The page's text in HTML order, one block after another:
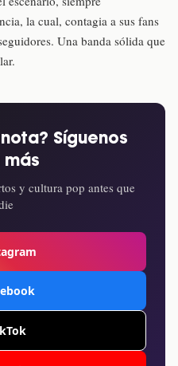
la cual, contagia a sus fans
Una banda sólida que
Síguenos
y cultura pop antes que